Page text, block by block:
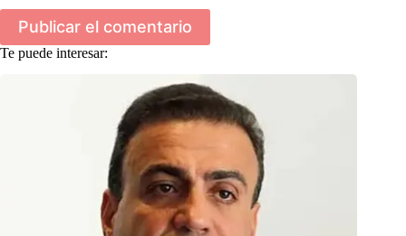
Publicar el comentario
Te puede interesar: